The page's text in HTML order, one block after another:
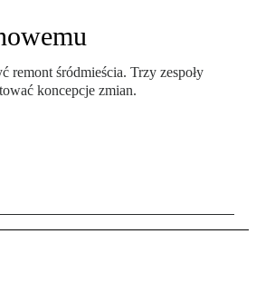
remont śródmieścia. Trzy zespoły
koncepcje zmian.